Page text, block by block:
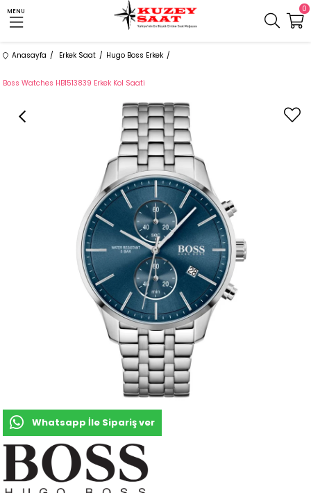
MENU 0
Anasayfa Erkek Saat Hugo Boss Erkek
Boss Watches HB1513839 Erkek Kol Saati
Whatsapp İle Sipariş ver